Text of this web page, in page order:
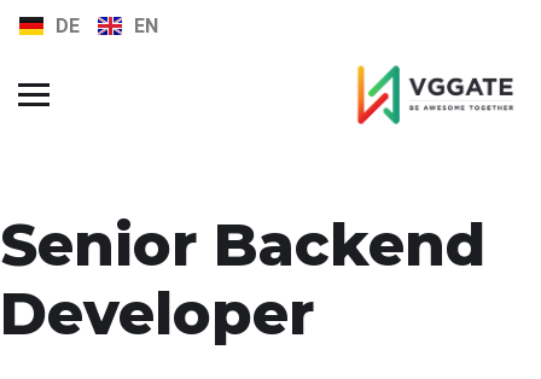
DE EN
Senior Backend
Developer